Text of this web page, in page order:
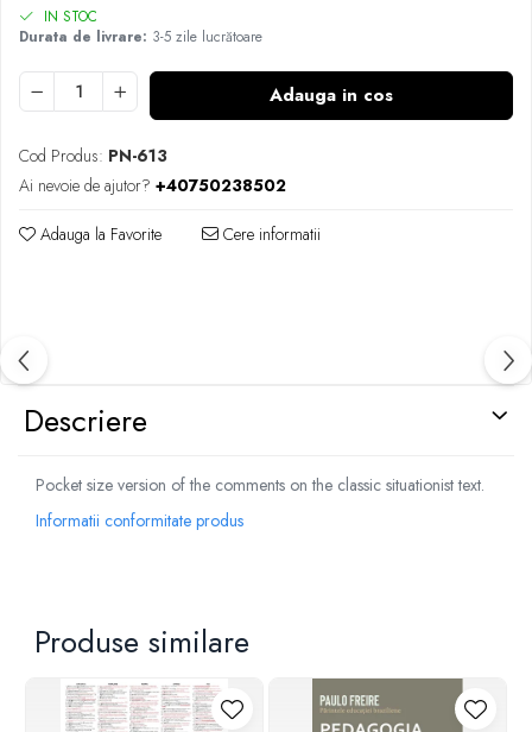
IN STOC
Durata de livrare: 3-5 zile lucrătoare
Adauga in cos
Cod Produs: PN-613
Ai nevoie de ajutor? +40750238502
Adauga la Favorite Cere informatii
Descriere
Pocket size version of the comments on the classic situationist text.
Informatii conformitate produs
Produse similare